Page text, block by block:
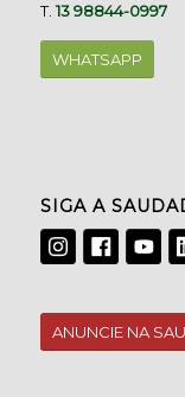
T.13 98844-0997
WHATSAPP
SIGA A
ANUNCIE NA